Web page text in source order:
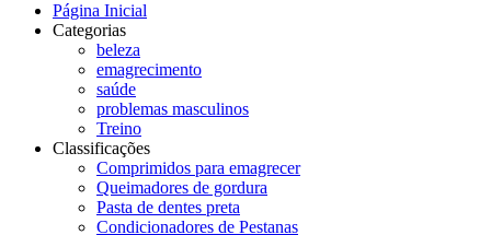
Página Inicial
Categorias
beleza
emagrecimento
saúde
problemas masculinos
Treino
Classificações
Comprimidos para emagrecer
Queimadores de gordura
Pasta de dentes preta
Condicionadores de Pestanas